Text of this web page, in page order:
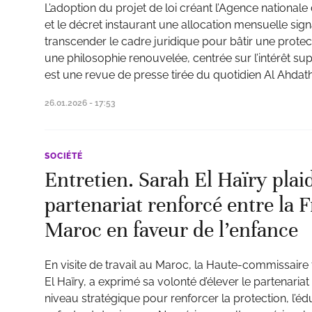
L’adoption du projet de loi créant l’Agence
et le décret instaurant une allocation mensuelle
transcender le cadre juridique pour bâtir une
une philosophie renouvelée, centrée sur l’intérêt
est une revue de presse tirée du quotidien Al
26.01.2026 - 17:53
SOCIÉTÉ
Entretien. Sarah El Haïry
partenariat renforcé entre la
Maroc en faveur de l’enfance
En visite de travail au Maroc, la Haute-commissaire
El Haïry, a exprimé sa volonté d’élever le
niveau stratégique pour renforcer la protection,